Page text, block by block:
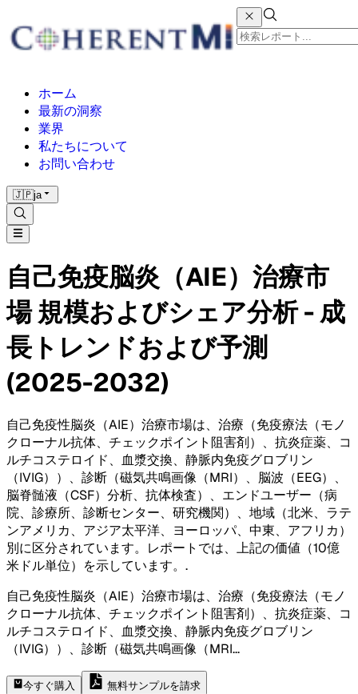
ホーム
最新の洞察
業界
私たちについて
お問い合わせ
🇯🇵ja
自己免疫脳炎（AIE）治療市
場 規模およびシェア分析 - 成
長トレンドおよび予測
(2025-2032)
自己免疫性脳炎（AIE）治療市場は、治療（免疫療法（モノ
クローナル抗体、チェックポイント阻害剤）、抗炎症薬、コ
ルチコステロイド、血漿交換、静脈内免疫グロブリン
（IVIG））、診断（磁気共鳴画像（MRI）、脳波（EEG）、
脳脊髄液（CSF）分析、抗体検査）、エンドユーザー（病
院、診療所、診断センター、研究機関）、地域（北米、ラテ
ンアメリカ、アジア太平洋、ヨーロッパ、中東、アフリカ）
別に区分されています。レポートでは、上記の価値（10億
米ドル単位）を示しています。 .
自己免疫性脳炎（AIE）治療市場は、治療（免疫療法（モノ
クローナル抗体、チェックポイント阻害剤）、抗炎症薬、コ
ルチコステロイド、血漿交換、静脈内免疫グロブリン
（IVIG））、診断（磁気共鳴画像（MRI...
今すぐ購入 無料サンプルを請求